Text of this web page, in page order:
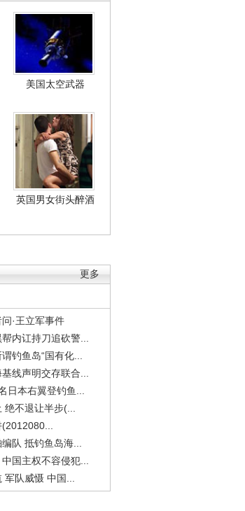
美国太空武器
英国男女街头醉酒
更多
·王立军事件
内讧持刀追砍警...
钓鱼岛“国有化...
线声明交存联合...
日本右翼登钓鱼...
不退让半步(...
队 抵钓鱼岛海...
国主权不容侵犯...
队威慑 中国...